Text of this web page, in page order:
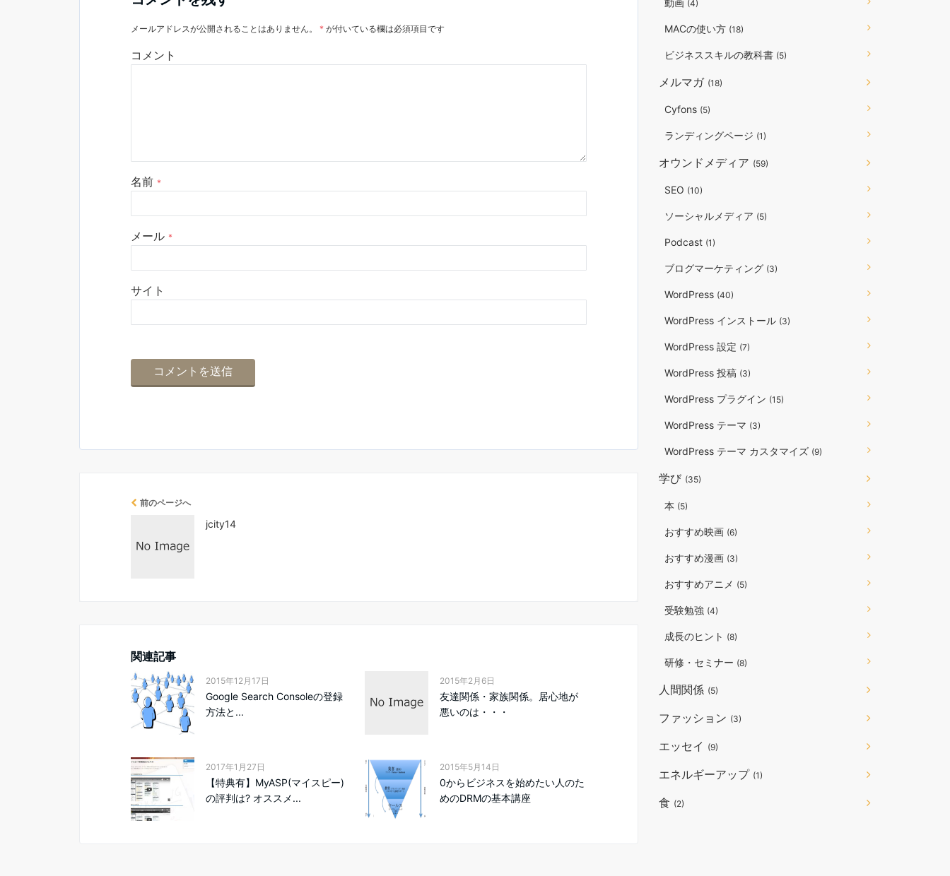
メールアドレスが公開されることはありません。 * が付いている欄は必須項目です
コメント
名前 *
メール *
サイト
前のページへ
jcity14
関連記事
2015年12月17日
Google Search Consoleの登録
方法と...
2015年2月6日
友達関係・家族関係。居心地が
悪いのは・・・
2017年1月27日
【特典有】MyASP(マイスピー)
の評判は? オススメ...
2015年5月14日
0からビジネスを始めたい人のた
めのDRMの基本講座
動画 (4)
MACの使い方 (18)
ビジネススキルの教科書 (5)
メルマガ (18)
Cyfons (5)
ランディングページ (1)
オウンドメディア (59)
SEO (10)
ソーシャルメディア (5)
Podcast (1)
ブログマーケティング (3)
WordPress (40)
WordPress インストール (3)
WordPress 設定 (7)
WordPress 投稿 (3)
WordPress プラグイン (15)
WordPress テーマ (3)
WordPress テーマ カスタマイズ (9)
学び (35)
本 (5)
おすすめ映画 (6)
おすすめ漫画 (3)
おすすめアニメ (5)
受験勉強 (4)
成長のヒント (8)
研修・セミナー (8)
人間関係 (5)
ファッション (3)
エッセイ (9)
エネルギーアップ (1)
食 (2)